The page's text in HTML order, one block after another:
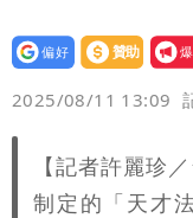
設為
贊助
我
爆
2025/08/11 13:09
【記者許麗珍
制定的「天才